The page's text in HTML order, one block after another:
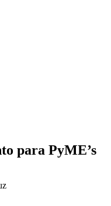
para PyME’s